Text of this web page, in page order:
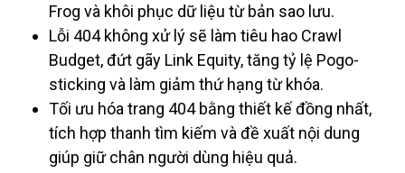
Lỗi 404 không xử lý sẽ làm tiêu hao Crawl
Budget, đứt gãy Link Equity, tăng tỷ lệ Pogo-
sticking và làm giảm thứ hạng từ khóa.
Tối ưu hóa trang 404 bằng thiết kế đồng nhất,
tích hợp thanh tìm kiếm và đề xuất nội dung
giúp giữ chân người dùng hiệu quả.